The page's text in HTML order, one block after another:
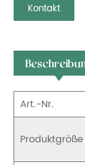
Kontakt
Art.-Nr.